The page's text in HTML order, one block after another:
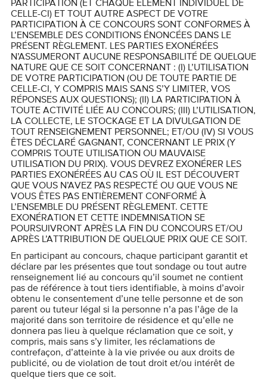
PARTICIPATION (ET CHAQUE ÉLÉMENT INDIVIDUEL DE
CELLE-CI) ET TOUT AUTRE ASPECT DE VOTRE
PARTICIPATION À CE CONCOURS SONT CONFORMES À
L’ENSEMBLE DES CONDITIONS ÉNONCÉES DANS LE
PRÉSENT RÈGLEMENT. LES PARTIES EXONÉRÉES
N’ASSUMERONT AUCUNE RESPONSABILITÉ DE QUELQUE
NATURE QUE CE SOIT CONCERNANT : (I) L’UTILISATION
DE VOTRE PARTICIPATION (OU DE TOUTE PARTIE DE
CELLE-CI, Y COMPRIS MAIS SANS S’Y LIMITER, VOS
RÉPONSES AUX QUESTIONS); (II) LA PARTICIPATION À
TOUTE ACTIVITÉ LIÉE AU CONCOURS; (III) L’UTILISATION,
LA COLLECTE, LE STOCKAGE ET LA DIVULGATION DE
TOUT RENSEIGNEMENT PERSONNEL; ET/OU (IV) SI VOUS
ÊTES DÉCLARÉ GAGNANT, CONCERNANT LE PRIX (Y
COMPRIS TOUTE UTILISATION OU MAUVAISE
UTILISATION DU PRIX). VOUS DEVREZ EXONÉRER LES
PARTIES EXONÉRÉES AU CAS OÙ IL EST DÉCOUVERT
QUE VOUS N’AVEZ PAS RESPECTÉ OU QUE VOUS NE
VOUS ÊTES PAS ENTIÈREMENT CONFORMÉ À
L’ENSEMBLE DU PRÉSENT RÈGLEMENT. CETTE
EXONÉRATION ET CETTE INDEMNISATION SE
POURSUIVRONT APRÈS LA FIN DU CONCOURS ET/OU
APRÈS L’ATTRIBUTION DE QUELQUE PRIX QUE CE SOIT.
En participant au concours, chaque participant garantit et
déclare par les présentes que tout sondage ou tout autre
renseignement lié au concours qu’il soumet ne contient
pas de référence à tout tiers identifiable, à moins d’avoir
obtenu le consentement d’une telle personne et de son
parent ou tuteur légal si la personne n’a pas l’âge de la
majorité dans son territoire de résidence et qu’elle ne
donnera pas lieu à quelque réclamation que ce soit, y
compris, mais sans s’y limiter, les réclamations de
contrefaçon, d’atteinte à la vie privée ou aux droits de
publicité, ou de violation de tout droit et/ou intérêt de
quelque tiers que ce soit.